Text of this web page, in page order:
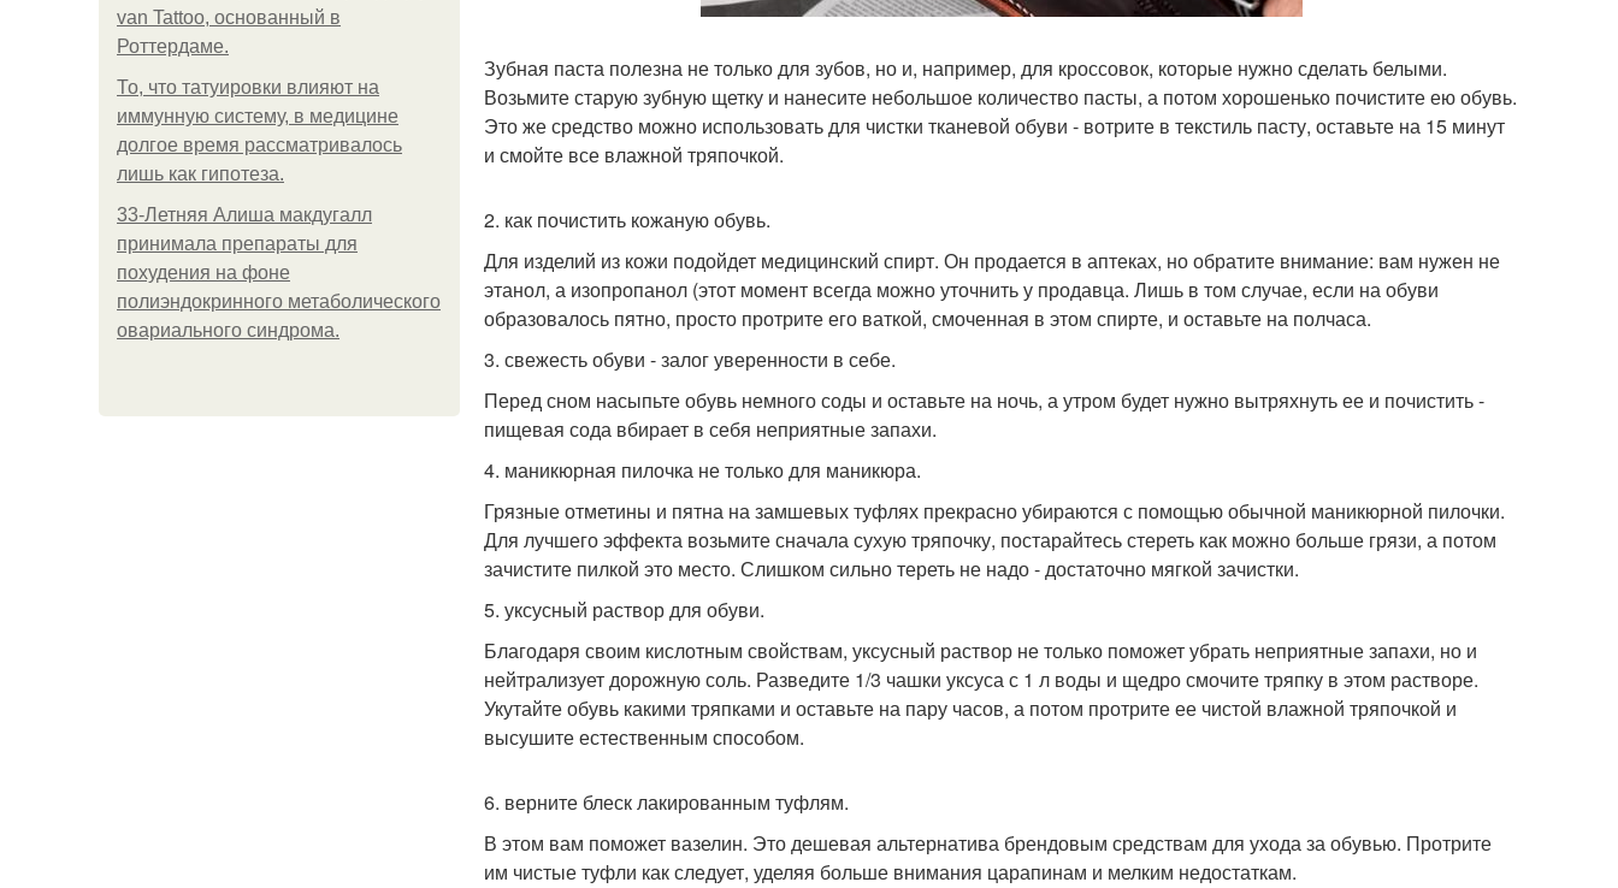
van Tattoo, основанный в
Роттердаме.
То, что татуировки влияют на
иммунную систему, в медицине
долгое время рассматривалось
лишь как гипотеза.
33-Летняя Алиша макдугалл
принимала препараты для
похудения на фоне
полиэндокринного метаболического
овариального синдрома.
Зубная паста полезна не только для зубов, но и, например, для кроссовок, которые нужно сделать белыми.
Возьмите старую зубную щетку и нанесите небольшое количество пасты, а потом хорошенько почистите ею обувь.
Это же средство можно использовать для чистки тканевой обуви - вотрите в текстиль пасту, оставьте на 15 минут
и смойте все влажной тряпочкой.
2. как почистить кожаную обувь.
Для изделий из кожи подойдет медицинский спирт. Он продается в аптеках, но обратите внимание: вам нужен не
этанол, а изопропанол (этот момент всегда можно уточнить у продавца. Лишь в том случае, если на обуви
образовалось пятно, просто протрите его ваткой, смоченная в этом спирте, и оставьте на полчаса.
3. свежесть обуви - залог уверенности в себе.
Перед сном насыпьте обувь немного соды и оставьте на ночь, а утром будет нужно вытряхнуть ее и почистить -
пищевая сода вбирает в себя неприятные запахи.
4. маникюрная пилочка не только для маникюра.
Грязные отметины и пятна на замшевых туфлях прекрасно убираются с помощью обычной маникюрной пилочки.
Для лучшего эффекта возьмите сначала сухую тряпочку, постарайтесь стереть как можно больше грязи, а потом
зачистите пилкой это место. Слишком сильно тереть не надо - достаточно мягкой зачистки.
5. уксусный раствор для обуви.
Благодаря своим кислотным свойствам, уксусный раствор не только поможет убрать неприятные запахи, но и
нейтрализует дорожную соль. Разведите 1/3 чашки уксуса с 1 л воды и щедро смочите тряпку в этом растворе.
Укутайте обувь какими тряпками и оставьте на пару часов, а потом протрите ее чистой влажной тряпочкой и
высушите естественным способом.
6. верните блеск лакированным туфлям.
В этом вам поможет вазелин. Это дешевая альтернатива брендовым средствам для ухода за обувью. Протрите
им чистые туфли как следует, уделяя больше внимания царапинам и мелким недостаткам.